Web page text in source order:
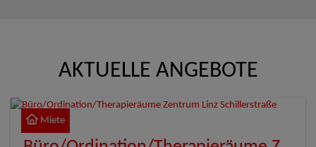
AKTUELLE ANGEBOTE
Miete